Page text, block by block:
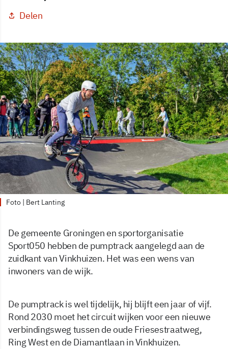
Delen
Foto | Bert Lanting
De gemeente Groningen en sportorganisatie
Sport050 hebben de pumptrack aangelegd aan de
zuidkant van Vinkhuizen. Het was een wens van
inwoners van de wijk.
De pumptrack is wel tijdelijk, hij blijft een jaar of vijf.
Rond 2030 moet het circuit wijken voor een nieuwe
verbindingsweg tussen de oude Friesestraatweg,
Ring West en de Diamantlaan in Vinkhuizen.